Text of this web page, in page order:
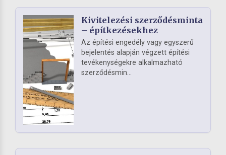
Kivitelezési szerződésminta
– építkezésekhez
Az építési engedély vagy egyszerű
bejelentés alapján végzett építési
tevékenységekre alkalmazható
szerződésmin...